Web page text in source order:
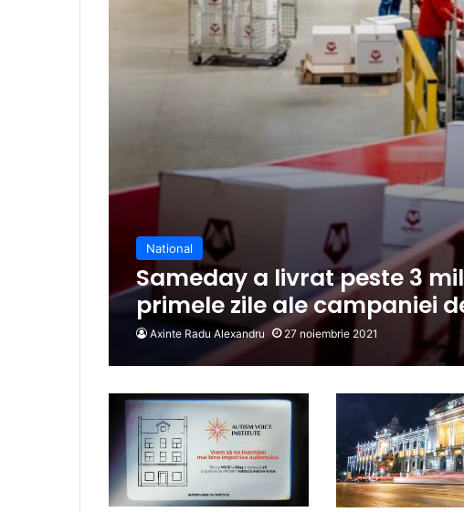
National
Sameday a livrat peste 3
primele zile ale campaniei
Axinte Radu Alexandru 27 noiembrie 2021